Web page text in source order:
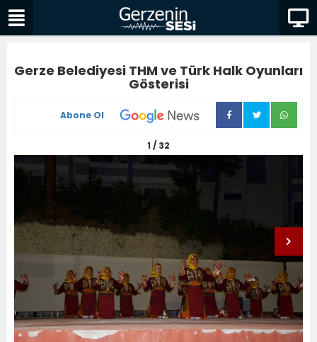
Gerze Belediyesi THM ve Türk Halk Oyunları
Gösterisi
Abone Ol
1 / 32